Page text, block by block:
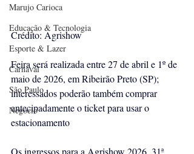
Marujo Carioca
Educação & Tecnologia
Esporte & Lazer
Carnaval
São Paulo
Negocio
Crédito: Agrishow
Feira será realizada entre 27 de abril e 1º de
maio de 2026, em Ribeirão Preto (SP);
interessados poderão também comprar
antecipadamente o ticket para usar o
estacionamento